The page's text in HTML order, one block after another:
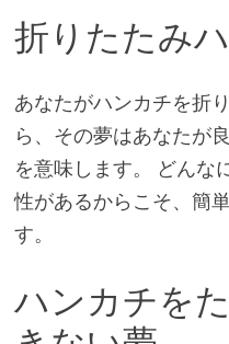
折りたたみ
あなたがハンカチを折
ら、その夢はあなたが
を意味します。 どんな
性があるからこそ、簡
す。
ハンカチを